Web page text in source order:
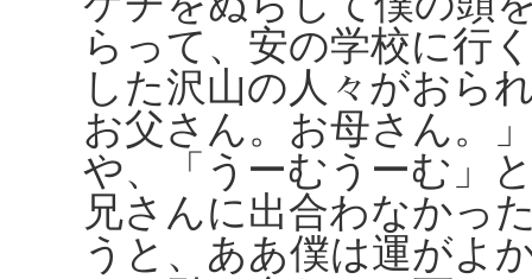
らって、安の学校に行
した沢山の人々がおら
お父さん。お母さん。
や、「うーむうーむ」
兄さんに出合わなかっ
うと、ああ僕は運がよ